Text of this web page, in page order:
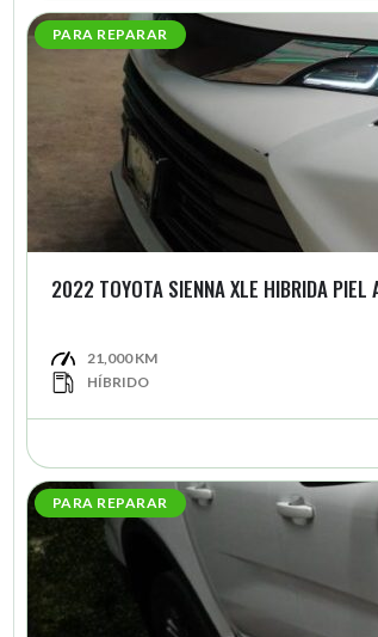
PARA REPARAR
2022 TOYOTA SIENNA XLE HIBRIDA PIEL
21,000 KM
HÍBRIDO
PARA REPARAR